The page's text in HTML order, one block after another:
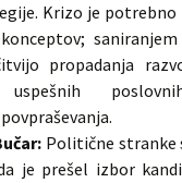
Krizo je
propadanja
uspešnih
Politične
je prešel izbor